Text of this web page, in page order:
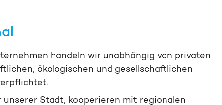
handeln wir unabhängig von privaten
ökologischen und gesellschaftlichen
Stadt, kooperieren mit regionalen